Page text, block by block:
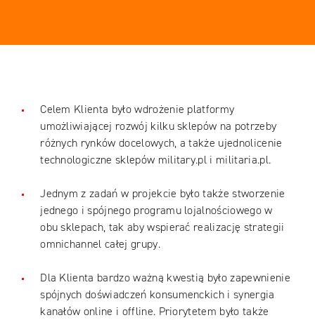
Celem Klienta było wdrożenie platformy
umożliwiającej rozwój kilku sklepów na potrzeby
różnych rynków docelowych, a także ujednolicenie
technologiczne sklepów military.pl i militaria.pl.
Jednym z zadań w projekcie było także stworzenie
jednego i spójnego programu lojalnościowego w
obu sklepach, tak aby wspierać realizację strategii
omnichannel całej grupy.
Dla Klienta bardzo ważną kwestią było zapewnienie
spójnych doświadczeń konsumenckich i synergia
kanałów online i offline. Priorytetem było także